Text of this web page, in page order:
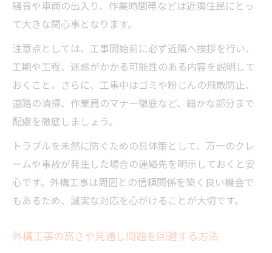
騒音や車両の出入り、作業時間帯などは近隣住民にとっ
て大きな関心事となります。
注意点としては、工事開始前に必ず近隣へ挨拶を行い、
工期や工程、迷惑がかかる可能性のある内容を説明して
おくこと。さらに、工事中はゴミや粉じんの飛散防止、
道路の清掃、作業員のマナー徹底など、細かな部分まで
配慮を徹底しましょう。
トラブルを未然に防ぐための具体策として、万一のクレ
ームや事故が発生した場合の連絡先を明示しておくと安
心です。外構工事は周囲との信頼関係を築く良い機会で
もあるため、誠実な対応を心がけることが大切です。
外構工事の高さや見通し問題を回避する方法